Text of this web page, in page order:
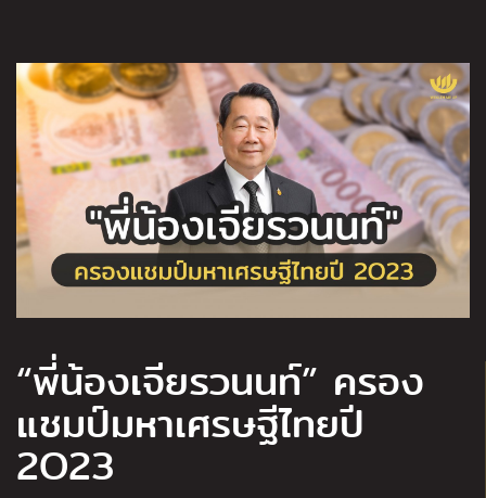
“พี่น้องเจียรวนนท์” ครอง
แชมป์มหาเศรษฐีไทยปี
2O23